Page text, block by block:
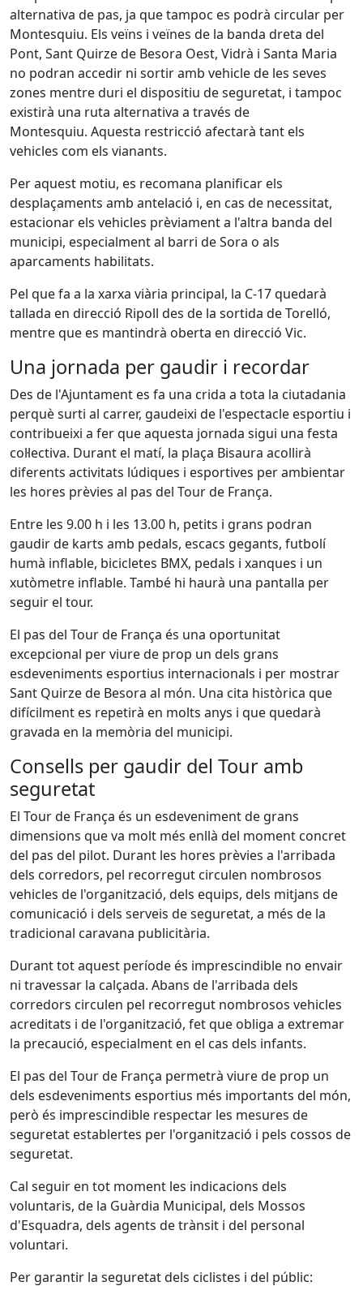
alternativa de pas, ja que tampoc es podrà circular per
Montesquiu. Els veïns i veïnes de la banda dreta del
Pont, Sant Quirze de Besora Oest, Vidrà i Santa Maria
no podran accedir ni sortir amb vehicle de les seves
zones mentre duri el dispositiu de seguretat, i tampoc
existirà una ruta alternativa a través de
Montesquiu. Aquesta restricció afectarà tant els
vehicles com els vianants.
Per aquest motiu, es recomana planificar els
desplaçaments amb antelació i, en cas de necessitat,
estacionar els vehicles prèviament a l'altra banda del
municipi, especialment al barri de Sora o als
aparcaments habilitats.
Pel que fa a la xarxa viària principal, la C-17 quedarà
tallada en direcció Ripoll des de la sortida de Torelló,
mentre que es mantindrà oberta en direcció Vic.
Una jornada per gaudir i recordar
Des de l'Ajuntament es fa una crida a tota la ciutadania
perquè surti al carrer, gaudeixi de l'espectacle esportiu i
contribueixi a fer que aquesta jornada sigui una festa
col·lectiva. Durant el matí, la plaça Bisaura acollirà
diferents activitats lúdiques i esportives per ambientar
les hores prèvies al pas del Tour de França.
Entre les 9.00 h i les 13.00 h, petits i grans podran
gaudir de karts amb pedals, escacs gegants, futbolí
humà inflable, bicicletes BMX, pedals i xanques i un
xutòmetre inflable. També hi haurà una pantalla per
seguir el tour.
El pas del Tour de França és una oportunitat
excepcional per viure de prop un dels grans
esdeveniments esportius internacionals i per mostrar
Sant Quirze de Besora al món. Una cita històrica que
difícilment es repetirà en molts anys i que quedarà
gravada en la memòria del municipi.
Consells per gaudir del Tour amb
seguretat
El Tour de França és un esdeveniment de grans
dimensions que va molt més enllà del moment concret
del pas del pilot. Durant les hores prèvies a l'arribada
dels corredors, pel recorregut circulen nombrosos
vehicles de l'organització, dels equips, dels mitjans de
comunicació i dels serveis de seguretat, a més de la
tradicional caravana publicitària.
Durant tot aquest període és imprescindible no envair
ni travessar la calçada. Abans de l'arribada dels
corredors circulen pel recorregut nombrosos vehicles
acreditats i de l'organització, fet que obliga a extremar
la precaució, especialment en el cas dels infants.
El pas del Tour de França permetrà viure de prop un
dels esdeveniments esportius més importants del món,
però és imprescindible respectar les mesures de
seguretat establertes per l'organització i pels cossos de
seguretat.
Cal seguir en tot moment les indicacions dels
voluntaris, de la Guàrdia Municipal, dels Mossos
d'Esquadra, dels agents de trànsit i del personal
voluntari.
Per garantir la seguretat dels ciclistes i del públic: